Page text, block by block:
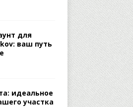
для
ваш путь
идеальное
участка